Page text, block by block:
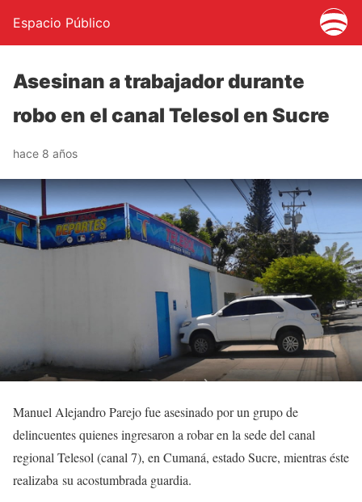
Espacio Público
Asesinan a trabajador durante
robo en el canal Telesol en Sucre
hace 8 años
Manuel Alejandro Parejo fue asesinado por un grupo de
delincuentes quienes ingresaron a robar en la sede del canal
regional Telesol (canal 7), en Cumaná, estado Sucre, mientras éste
realizaba su acostumbrada guardia.